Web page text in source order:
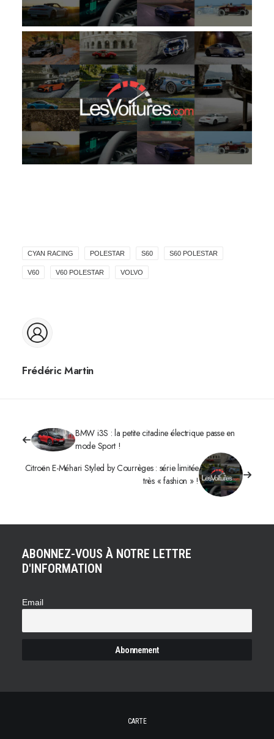
CYAN RACING POLESTAR S60 S60 POLESTAR
V60 V60 POLESTAR VOLVO
Frédéric Martin
BMW i3S : la petite citadine électrique passe en
mode Sport !
Citroën E-Méhari Styled by Courrèges : série limitée
très « fashion » !
ABONNEZ-VOUS À NOTRE LETTRE
D'INFORMATION
Email
CARTE